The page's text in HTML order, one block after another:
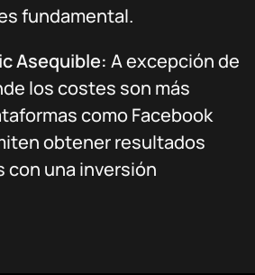
fundamental.
Asequible: A excepción de
los costes son más
como Facebook
obtener resultados
una inversión